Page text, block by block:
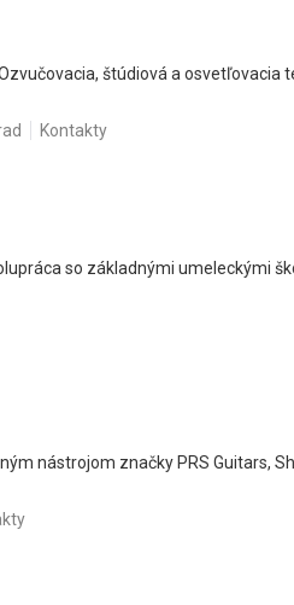
štúdiová a osvetľovacia
Kontakty
so základnými umeleckými
nástrojom značky PRS Guitars,